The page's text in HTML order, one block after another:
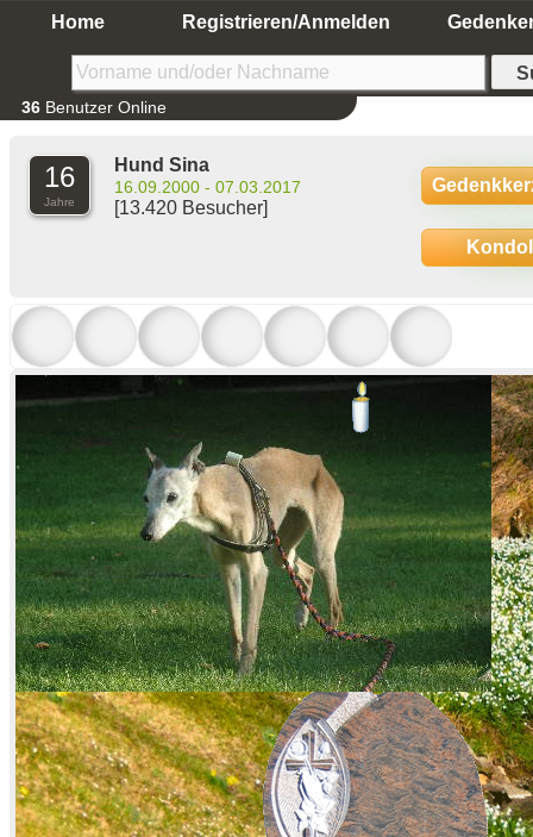
Home Registrieren/Anmelden
36 Benutzer Online
16
Jahre
Hund Sina
16.09.2000 - 07.03.2017
[13.420 Besucher]